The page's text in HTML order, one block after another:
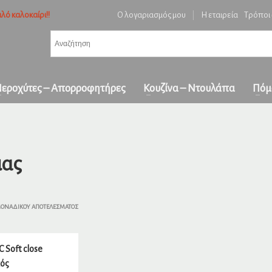
ειδών και επιβεβαίωση παραγγελίας.
όλη την Ελλάδα
επικοινωνήστε μαζί μας στοorders1georgakakis@gmail.com | Τώρα
καλοκαίρι!! Ο λογαριασμός μου Η εταιρεία
– Απορροφητήρες Κουζίνα – Ντουλάπα
ΑΠΟΤΕΛΈΣΜΑΤΟΣ
Soft close